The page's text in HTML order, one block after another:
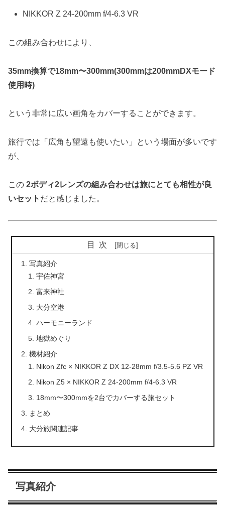
NIKKOR Z 24-200mm f/4-6.3 VR
この組み合わせにより、
35mm換算で18mm〜300mm(300mmは200mmDXモード
使用時)
という非常に広い画角をカバーすることができます。
旅行では「広角も望遠も使いたい」という場面が多いです
が、
この 2ボディ2レンズの組み合わせは旅にとても相性が良
いセット だと感じました。
目次
写真紹介
宇佐神宮
富来神社
大分空港
ハーモニーランド
地獄めぐり
機材紹介
Nikon Zfc × NIKKOR Z DX 12-28mm f/3.5-5.6 PZ VR
Nikon Z5 × NIKKOR Z 24-200mm f/4-6.3 VR
18mm〜300mmを2台でカバーする旅セット
まとめ
大分旅関連記事
写真紹介